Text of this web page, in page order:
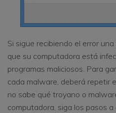
Si sigue recibiendo el error
que su computadora está
programas maliciosos. Para
cada malware, deberá repetir
no sabe qué troyano o
computadora, siga los pasos